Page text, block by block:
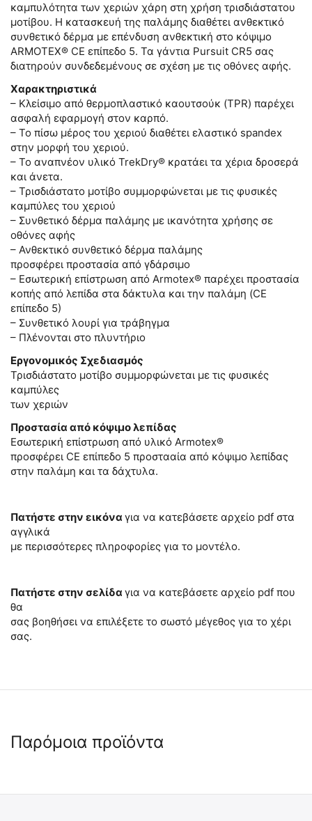
καμπυλότητα των χεριών χάρη στη χρήση τρισδιάστατου
μοτίβου. Η κατασκευή της παλάμης διαθέτει ανθεκτικό
συνθετικό δέρμα με επένδυση ανθεκτική στο κόψιμο
ARMOTEX® CE επίπεδο 5. Τα γάντια Pursuit CR5 σας
διατηρούν συνδεδεμένους σε σχέση με τις οθόνες αφής.
Χαρακτηριστικά
– Κλείσιμο από θερμοπλαστικό καουτσούκ (TPR) παρέχει
ασφαλή εφαρμογή στον καρπό.
– Το πίσω μέρος του χεριού διαθέτει ελαστικό spandex
στην μορφή του χεριού.
– Το αναπνέον υλικό TrekDry® κρατάει τα χέρια δροσερά
και άνετα.
– Τρισδιάστατο μοτίβο συμμορφώνεται με τις φυσικές
καμπύλες του χεριού
– Συνθετικό δέρμα παλάμης με ικανότητα χρήσης σε
οθόνες αφής
– Ανθεκτικό συνθετικό δέρμα παλάμης
προσφέρει προστασία από γδάρσιμο
– Εσωτερική επίστρωση από Armotex® παρέχει προστασία
κοπής από λεπίδα στα δάκτυλα και την παλάμη (CE
επίπεδο 5)
– Συνθετικό λουρί για τράβηγμα
– Πλένονται στο πλυντήριο
Εργονομικός Σχεδιασμός
Τρισδιάστατο μοτίβο συμμορφώνεται με τις φυσικές
καμπύλες
των χεριών
Προστασία από κόψιμο λεπίδας
Εσωτερική επίστρωση από υλικό Armotex®
προσφέρει CE επίπεδο 5 προστααία από κόψιμο λεπίδας
στην παλάμη και τα δάχτυλα.
Πατήστε στην εικόνα για να κατεβάσετε αρχείο pdf στα
αγγλικά
με περισσότερες πληροφορίες για το μοντέλο.
Πατήστε στην σελίδα για να κατεβάσετε αρχείο pdf που
θα
σας βοηθήσει να επιλέξετε το σωστό μέγεθος για το χέρι
σας.
Παρόμοια προϊόντα